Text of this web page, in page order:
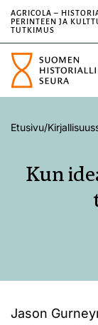
AGRICOLA –
PERINTEEN JA
TUTKIMUS
Etusivu/
Kun
Jason